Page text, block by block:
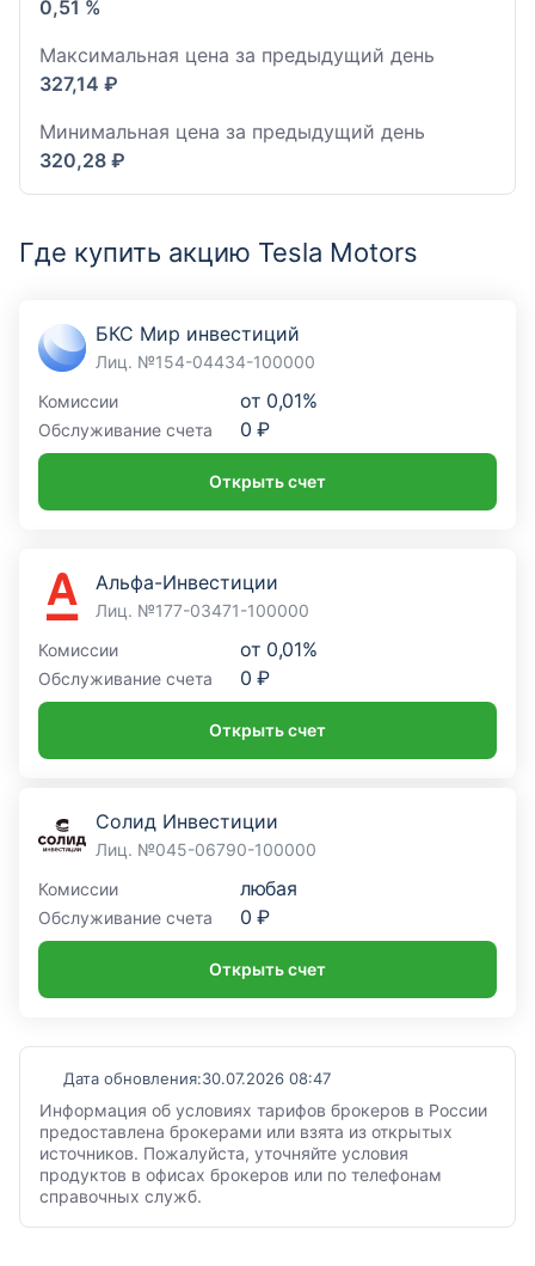
0,51 %
Максимальная цена за предыдущий день
327,14 ₽
Минимальная цена за предыдущий день
320,28 ₽
Где купить акцию Tesla Motors
БКС Мир инвестиций
Лиц. №154-04434-100000
Комиссии
от 0,01%
Обслуживание счета 0 ₽
Открыть счет
Альфа-Инвестиции
Лиц. №177-03471-100000
Комиссии
от 0,01%
Обслуживание счета 0 ₽
Открыть счет
Солид Инвестиции
Лиц. №045-06790-100000
Комиссии
любая
Обслуживание счета 0 ₽
Открыть счет
Дата обновления:30.07.2026 08:47
Информация об условиях тарифов брокеров в России
предоставлена брокерами или взята из открытых
источников. Пожалуйста, уточняйте условия
продуктов в офисах брокеров или по телефонам
справочных служб.